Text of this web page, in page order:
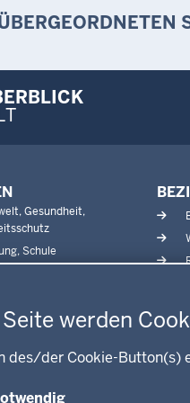
werden
des/der Cookie-Button(s)
Gesundheit,
Schule
Planung,
Bergbau
Sport
Ordnung
Wirtschaft